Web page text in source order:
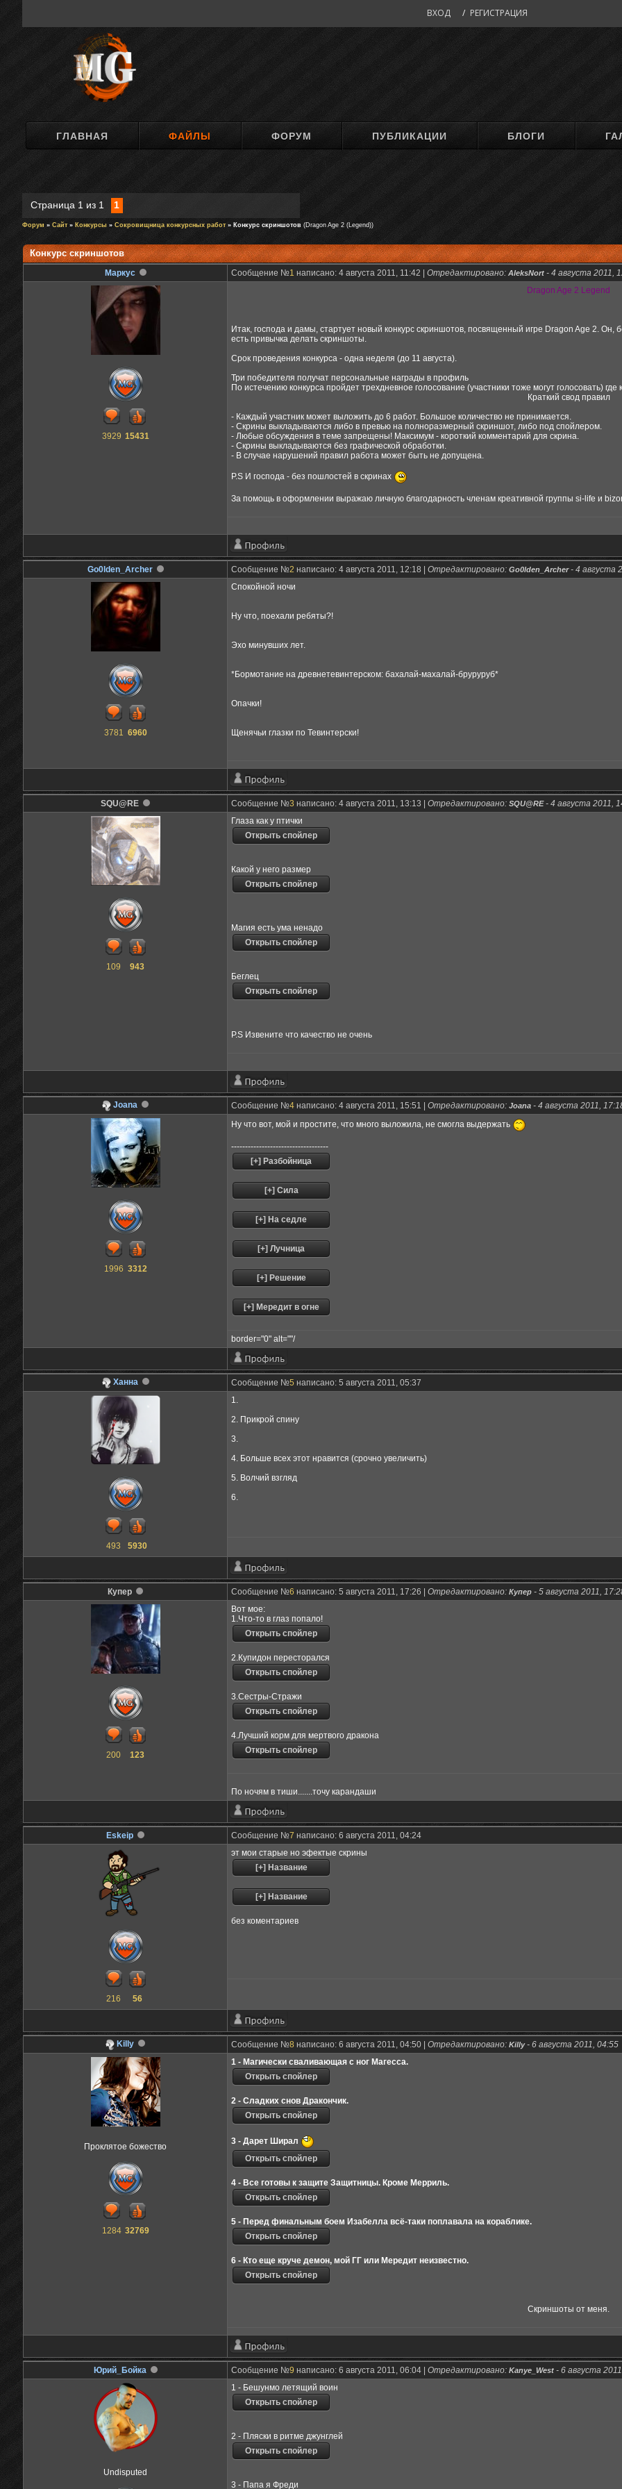
ВХОД / РЕГИСТРАЦИЯ
ГЛАВНАЯ ФАЙЛЫ ФОРУМ ПУБЛИКАЦИИ БЛОГИ
Страница 1 из 1 1
Форум » Сайт» Конкурсы » Сокровищница конкурсных работ» Конкурс скриншотов (Dragon Age 2 (Legend))
Конкурс скриншотов
Маркус Сообщение №1 написано: 4 августа 2011, 11:42 | Отредактировано: AleksNort - 4 августа 2011,
3929 15431
Dragon Age 2 Legend
Итак, господа и дамы, стартует новый конкурс скриншотов, посвященный игре Dragon Age 2.
есть привычка делать скриншоты.
Срок проведения конкурса - одна неделя (до 11 августа).
Три победителя получат персональные награды в профиль
По истечению конкурса пройдет трехдневное голосование (участники тоже могут голосовать)
Краткий свод правил
- Каждый участник может выложить до 6 работ. Большое количество не принимается.
- Скрины выкладываются либо в превью на полноразмерный скриншот, либо под спойлером.
- Любые обсуждения в теме запрещены! Максимум - короткий комментарий для скрина.
- Скрины выкладываются без графической обработки.
- В случае нарушений правил работа может быть не допущена.
P.S И господа - без пошлостей в скринах
За помощь в оформлении выражаю личную благодарность членам креативной группы si-life и
Go0lden_Archer Сообщение №2 написано: 4 августа 2011, 12:18 | Отредактировано: Go0lden_Archer- 4 августа
3781 6960
Спокойной ночи
Ну что, поехали ребяты?!
Эхо минувших лет.
*Бормотание на древнетевинтерском: бахалай-махалай-бруруруб*
Опачки!
Щенячьи глазки по Тевинтерски!
SQU@RE Сообщение №3 написано: 4 августа 2011, 13:13 | Отредактировано: SQU@RE- 4 августа 2011,
109 943
Глаза как у птички
Какой у него размер
Магия есть ума ненадо
Беглец
P.S Извените что качество не очень
Joana Сообщение №4 написано: 4 августа 2011, 15:51 | Отредактировано: Joana - 4 августа 2011,
1996 3312
Ну что вот, мой и простите, что много выложила, не смогла выдержать
-----------------------------------
border="0" alt=""/
Ханна Сообщение №5 написано: 5 августа 2011, 05:37
493 5930
1.
2. Прикрой спину
3.
4. Больше всех этот нравится (срочно увеличить)
5. Волчий взгляд
6.
Купер Сообщение №6 написано: 5 августа 2011, 17:26 | Отредактировано: Купер - 5 августа 2011,
200 123
Вот мое:
1.Что-то в глаз попало!
2.Купидон пересторался
3.Сестры-Стражи
4.Лучший корм для мертвого дракона
По ночям в тиши.......точу карандаши
Eskeip Сообщение №7 написано: 6 августа 2011, 04:24
216 56
эт мои старые но эфектые скрины
без коментариев
Killy Сообщение №8 написано: 6 августа 2011, 04:50 | Отредактировано: Killy- 6 августа 2011, 04:55
Проклятое божество
1284 32769
1 - Магически сваливающая с ног Магесса.
2 - Сладких снов Дракончик.
3 - Дарет Ширал
4 - Все готовы к защите Защитницы. Кроме Мерриль.
5 - Перед финальным боем Изабелла всё-таки поплавала на кораблике.
6 - Кто еще круче демон, мой ГГ или Мередит неизвестно.
Скриншоты от меня.
Юрий_Бойка Сообщение №9 написано: 6 августа 2011, 06:04 | Отредактировано: Kanye_West - 6 августа
Undisputed
1 - Бешунмо летящий воин
2 - Пляски в ритме джунглей
3 - Папа я Фреди